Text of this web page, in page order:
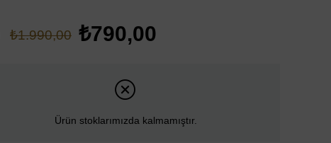
₺1.990,00 ₺790,00
Ürün stoklarımızda kalmamıştır.